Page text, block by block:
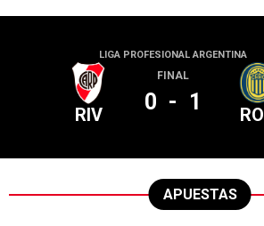
LIGA PROFESIONAL ARGENTINA
RIV
FINAL
0 - 1
APUESTAS